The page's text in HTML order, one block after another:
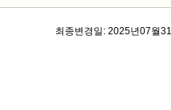
최종변경일: 2025년07월